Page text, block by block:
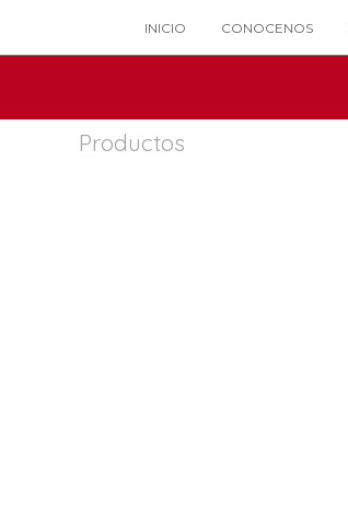
INICIO CONOCENOS
Productos